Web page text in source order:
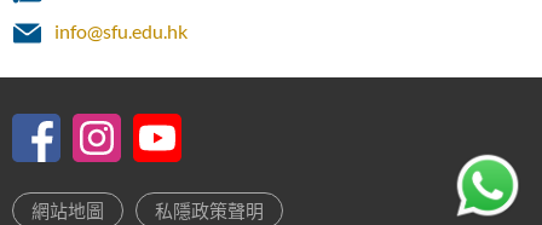
info@sfu.edu.hk
網站地圖 私隱政策聲明